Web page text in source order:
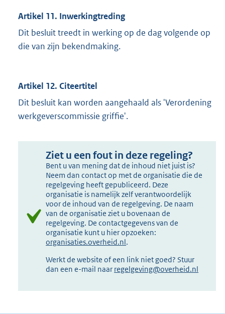
Artikel 11. Inwerkingtreding
Dit besluit treedt in werking op de dag volgende op
die van zijn bekendmaking.
Artikel 12. Citeertitel
Dit besluit kan worden aangehaald als 'Verordening
werkgeverscommissie griffie'.
Ziet u een fout in deze regeling?
Bent u van mening dat de inhoud niet juist is?
Neem dan contact op met de organisatie die de
regelgeving heeft gepubliceerd. Deze
organisatie is namelijk zelf verantwoordelijk
voor de inhoud van de regelgeving. De naam
van de organisatie ziet u bovenaan de
regelgeving. De contactgegevens van de
organisatie kunt u hier opzoeken:
organisaties.overheid.nl.
Werkt de website of een link niet goed? Stuur
dan een e-mail naar regelgeving@overheid.nl